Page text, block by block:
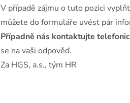
V případě zájmu o tuto pozici
můžete do formuláře uvést pár
Případně nás kontaktujte
se na vaši odpověď.
Za HGS, a.s., tým HR